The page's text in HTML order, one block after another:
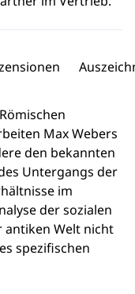
Max Webers
den bekannten
Untergangs der
im
der sozialen
Welt nicht
spezifischen